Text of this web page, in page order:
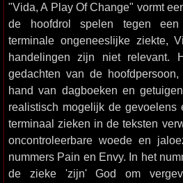
"Vida, A Play Of Change" vormt
de hoofdrol spelen tegen
terminale ongeneeslijke ziekte,
handelingen zijn niet relevant.
gedachten van de
hand van dagboeken en
realistisch mogelijk de gevoelens
terminaal zieken in de teksten
oncontroleerbare woede en
nummers Pain en Envy. In het
de zieke 'zijn' God om